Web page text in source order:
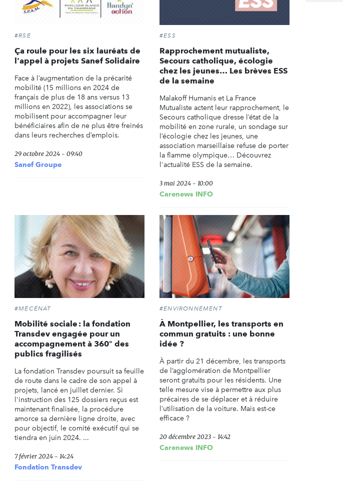
#RSE
Ça roule pour les six lauréats de
l'appel à projets Sanef Solidaire
Face à l’augmentation de la précarité
mobilité (15 millions en 2024 de
français de plus de 18 ans versus 13
millions en 2022), les associations se
mobilisent pour accompagner leur
bénéficiaires afin de ne plus être freinés
dans leurs recherches d’emplois.
29 octobre 2024 - 09:40
Sanef Groupe
#ESS
Rapprochement mutualiste,
Secours catholique, écologie
chez les jeunes… Les brèves ESS
de la semaine
Malakoff Humanis et La France
Mutualiste actent leur rapprochement, le
Secours catholique dresse l’état de la
mobilité en zone rurale, un sondage sur
l’écologie chez les jeunes, une
association marseillaise refuse de porter
la flamme olympique… Découvrez
l'actualité ESS de la semaine.
3 mai 2024 - 10:00
Carenews INFO
#MÉCÉNAT
Mobilité sociale : la fondation
Transdev engagée pour un
accompagnement à 360° des
publics fragilisés
La fondation Transdev poursuit sa feuille
de route dans le cadre de son appel à
projets, lancé en juillet dernier. Si
l'instruction des 125 dossiers reçus est
maintenant finalisée, la procédure
amorce sa dernière ligne droite, avec
pour objectif, le comité exécutif qui se
tiendra en juin 2024. ...
7 février 2024 - 14:24
Fondation Transdev
#ENVIRONNEMENT
À Montpellier, les transports en
commun gratuits : une bonne
idée ?
À partir du 21 décembre, les transports
de l’agglomération de Montpellier
seront gratuits pour les résidents. Une
telle mesure vise à permettre aux plus
précaires de se déplacer et à réduire
l’utilisation de la voiture. Mais est-ce
efficace ?
20 décembre 2023 - 14:42
Carenews INFO